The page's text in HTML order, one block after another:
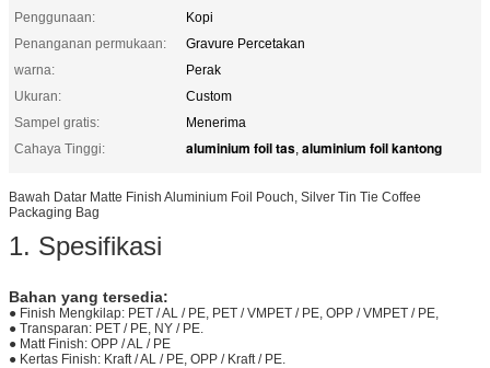
Penggunaan:
Kopi
Penanganan permukaan:
Gravure Percetakan
warna:
Perak
Ukuran:
Custom
Sampel gratis:
Menerima
Cahaya Tinggi:
aluminium foil tas, aluminium foil kantong
Bawah Datar Matte Finish Aluminium Foil Pouch, Silver Tin Tie Coffee
Packaging Bag
1. Spesifikasi
Bahan yang tersedia:
● Finish Mengkilap: PET / AL / PE, PET / VMPET / PE, OPP / VMPET / PE,
● Transparan: PET / PE, NY / PE.
● Matt Finish: OPP / AL / PE
● Kertas Finish: Kraft / AL / PE, OPP / Kraft / PE.